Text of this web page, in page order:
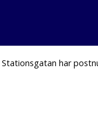
Stationsgatan har